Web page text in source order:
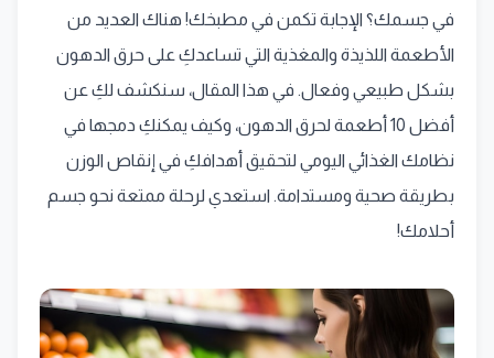
في جسمك؟ الإجابة تكمن في مطبخك! هناك العديد من
الأطعمة اللذيذة والمغذية التي تساعدكِ على حرق الدهون
بشكل طبيعي وفعال. في هذا المقال، سنكشف لكِ عن
أفضل 10 أطعمة لحرق الدهون، وكيف يمكنكِ دمجها في
نظامك الغذائي اليومي لتحقيق أهدافكِ في إنقاص الوزن
بطريقة صحية ومستدامة. استعدي لرحلة ممتعة نحو جسم
أحلامك!